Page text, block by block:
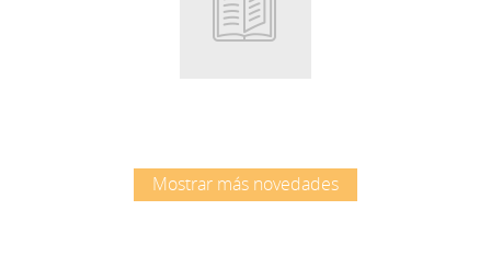
Root
Mostrar más novedades